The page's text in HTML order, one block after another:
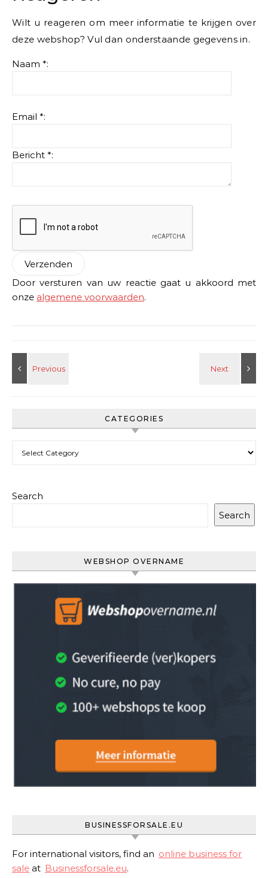
Wilt u reageren om meer informatie te krijgen over
deze webshop? Vul dan onderstaande gegevens in.
Naam *:
Email *:
Bericht *:
Door versturen van uw reactie gaat u akkoord met
onze algemene voorwaarden.
CATEGORIES
Search
Search
WEBSHOP OVERNAME
BUSINESSFORSALE.EU
For international visitors, find an online business for
sale at Businessforsale.eu.